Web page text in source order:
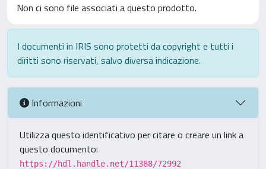
Non ci sono file associati a questo prodotto.
I documenti in IRIS sono protetti da copyright e tutti i
diritti sono riservati, salvo diversa indicazione.
Informazioni
Utilizza questo identificativo per citare o creare un link a
questo documento:
https://hdl.handle.net/11388/72992